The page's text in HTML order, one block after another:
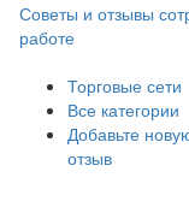
Советы и отзывы
работе
Торговые сети
Все категории
Добавьте
отзыв